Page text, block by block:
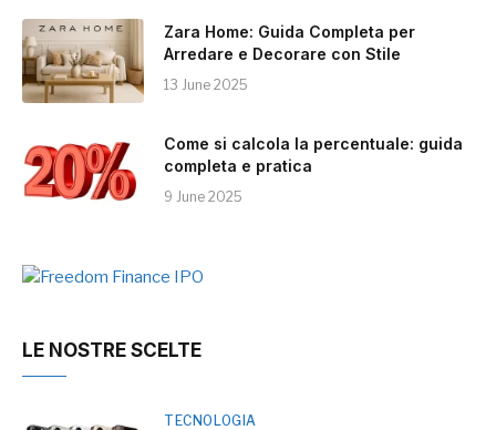
Zara Home: Guida Completa per
Arredare e Decorare con Stile
13 June 2025
Come si calcola la percentuale: guida
completa e pratica
9 June 2025
LE NOSTRE SCELTE
TECNOLOGIA